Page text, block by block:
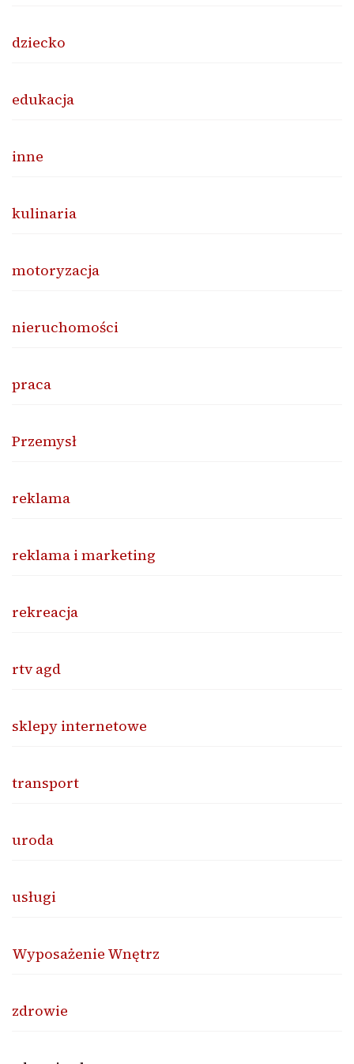
dziecko
edukacja
inne
kulinaria
motoryzacja
nieruchomości
praca
Przemysł
reklama
reklama i marketing
rekreacja
rtv agd
sklepy internetowe
transport
uroda
usługi
Wyposażenie Wnętrz
zdrowie